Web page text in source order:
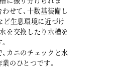
せて、十数基装備し
ど生息環境に近づけ
を交換したり水槽を
カニのチェックと水
のひとつです。